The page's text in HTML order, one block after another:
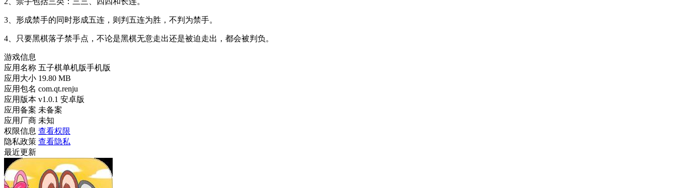
3、形成禁手的同时形成五连，则判五连为胜，不判为禁手。
4、只要黑棋落子禁手点，不论是黑棋无意走出还是被迫走出，都会被判负。
游戏信息
应用名称 五子棋单机版手机版
应用大小 19.80 MB
应用包名 com.qt.renju
应用版本 v1.0.1 安卓版
应用备案 未备案
应用厂商 未知
权限信息 查看权限
隐私政策 查看隐私
最近更新